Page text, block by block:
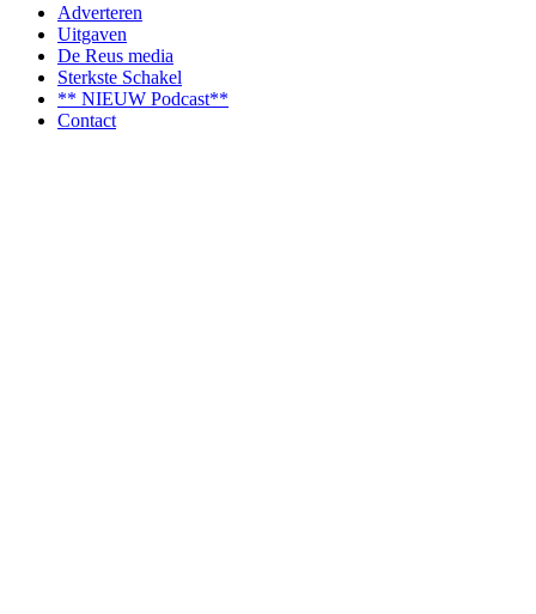
Adverteren
Uitgaven
De Reus media
Sterkste Schakel
** NIEUW Podcast**
Contact